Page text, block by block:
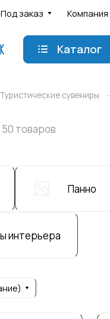
Под заказ Компания
Каталог
Туристические сувениры –
50 товаров
Панно
интерьера